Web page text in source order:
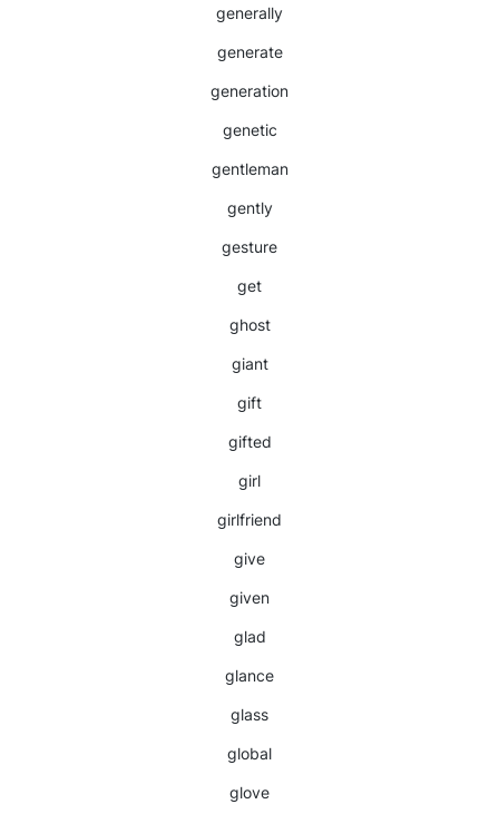
generally
generate
generation
genetic
gentleman
gently
gesture
get
ghost
giant
gift
gifted
girl
girlfriend
give
given
glad
glance
glass
global
glove